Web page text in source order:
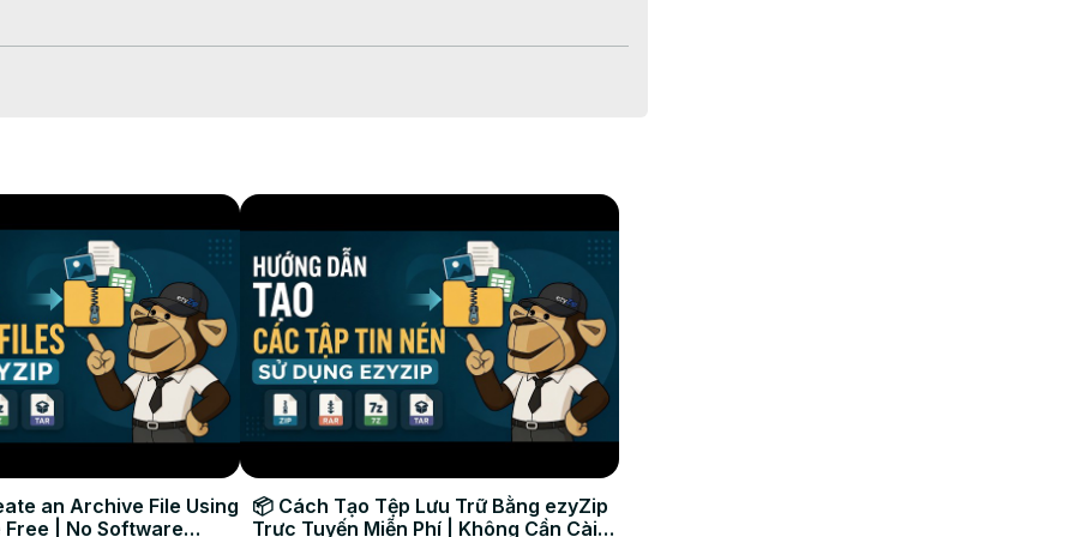
conversion qui prendra un certain temps.
an Archive File Using
Free | No Software
📦 Cách Tạo Tệp Lưu Trữ Bằng ezyZip
Trực Tuyến Miễn Phí | Không Cần Cài